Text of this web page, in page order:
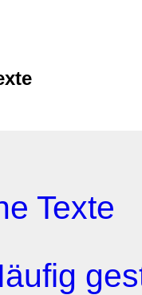
Texte